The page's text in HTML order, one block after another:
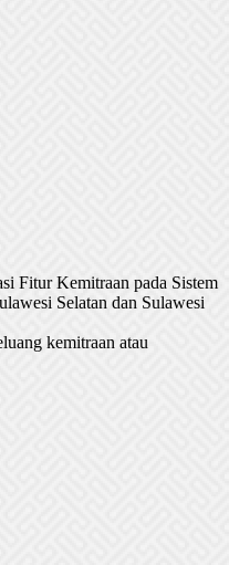
Fitur Kemitraan pada Sistem
Selatan dan Sulawesi
kemitraan atau